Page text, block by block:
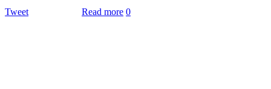
Tweet Read more 0